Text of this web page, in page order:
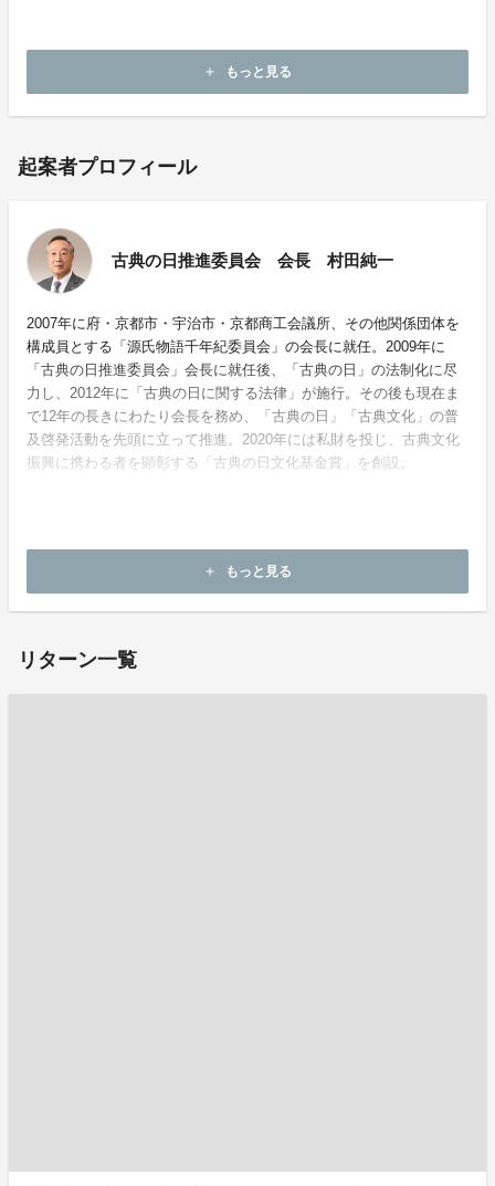
add もっと見る
起案者プロフィール
古典の日推進委員会 会長 村田純一
2007年に府・京都市・宇治市・京都商工会議所、その他関係団体を
構成員とする「源氏物語千年紀委員会」の会長に就任。2009年に
「古典の日推進委員会」会長に就任後、「古典の日」の法制化に尽
力し、2012年に「古典の日に関する法律」が施行。その後も現在ま
で12年の長きにわたり会長を務め、「古典の日」「古典文化」の普
及啓発活動を先頭に立って推進。2020年には私財を投じ、古典文化
振興に携わる者を顕彰する「古典の日文化基金賞」を創設。
add もっと見る
リターン一覧